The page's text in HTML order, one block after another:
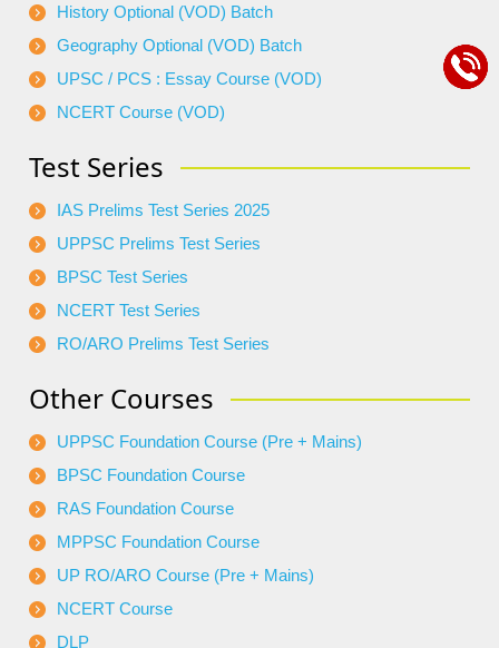
History Optional (VOD) Batch
Geography Optional (VOD) Batch
UPSC / PCS : Essay Course (VOD)
NCERT Course (VOD)
Test Series
IAS Prelims Test Series 2025
UPPSC Prelims Test Series
BPSC Test Series
NCERT Test Series
RO/ARO Prelims Test Series
Other Courses
UPPSC Foundation Course (Pre + Mains)
BPSC Foundation Course
RAS Foundation Course
MPPSC Foundation Course
UP RO/ARO Course (Pre + Mains)
NCERT Course
DLP